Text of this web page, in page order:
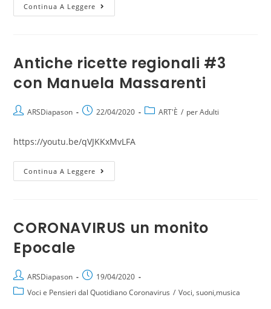
Continua A Leggere
Antiche ricette regionali #3
con Manuela Massarenti
ARSDiapason 22/04/2020 ART'È / per Adulti
https://youtu.be/qVJKKxMvLFA
Continua A Leggere
CORONAVIRUS un monito
Epocale
ARSDiapason
19/04/2020
Voci e Pensieri dal Quotidiano Coronavirus / Voci, suoni,musica